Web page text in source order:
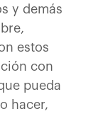
y demás
estos
con
pueda
hacer,